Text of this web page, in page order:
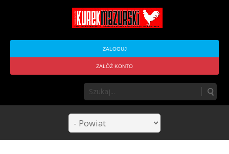
ZALOGUJ
ZAŁÓŻ KONTO